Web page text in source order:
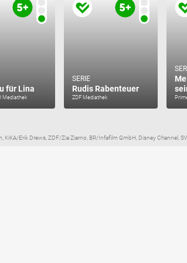
für Lina
Mediathek
SERIE
Rudis Rabenteuer
ZDF Mediathek
KiKA/Erik Drews, ZDF/Zia Ziarno, BR/Infafilm GmbH, Disney Channel,